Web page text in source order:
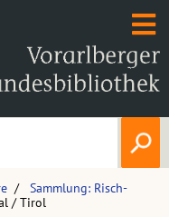
Sammlung: Risch-
/ Tirol